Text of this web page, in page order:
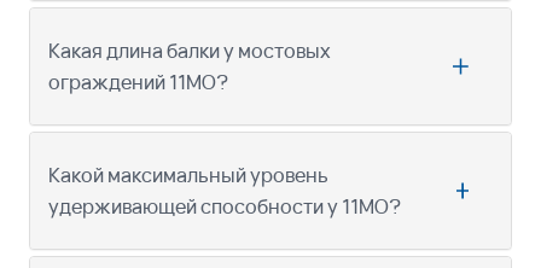
Какая длина балки у мостовых
ограждений 11МО?
Какой максимальный уровень
удерживающей способности у 11МО?